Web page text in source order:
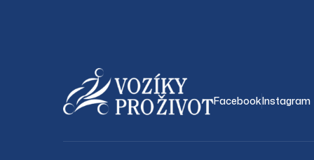
FacebookInstagram